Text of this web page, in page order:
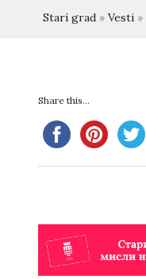
Stari grad » Vesti »
Share this...